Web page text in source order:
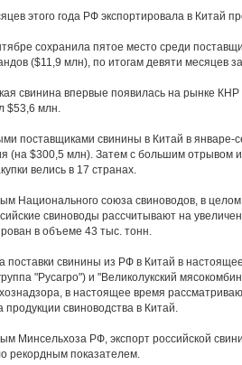
этого года РФ экспортировала в Китай
сохранила пятое место среди
($11,9 млн), по итогам девяти месяцев
свинина впервые появилась на рынке
$53,6 млн.
поставщиками свинины в Китай в январе-
(на $300,5 млн). Затем с большим отрывом
велись в 17 странах.
Национального союза свиноводов, в
свиноводы рассчитывают на
в объеме 43 тыс. тонн.
поставки свинины из РФ в Китай в
"Русагро") и "Великолукский
в настоящее время
продукции свиноводства в Китай.
Минсельхоза РФ, экспорт российской
рекордным показателем.